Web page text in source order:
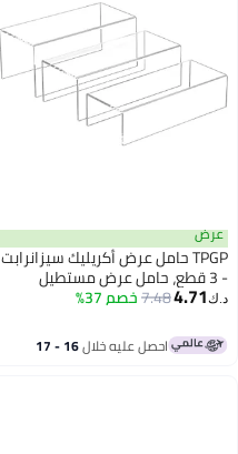
عرض
TPGP حامل عرض أكريليك سيزانرابت
- 3 قطع، حامل عرض مستطيل
شفاف لفونكو بوب والمقتنيات
د.ك‏4.71
7.48خصم 37%
احصل عليه خلال 16 - 17